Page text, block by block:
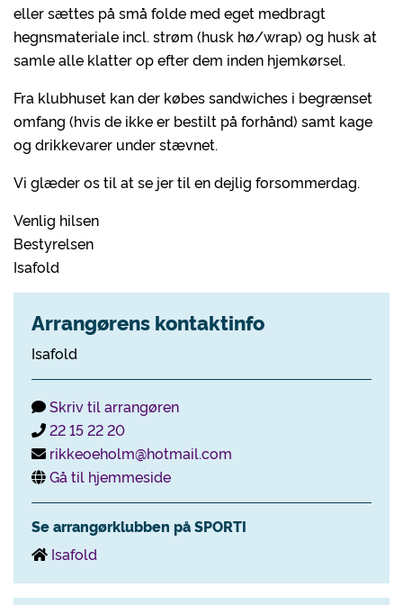
eller sættes på små folde med eget medbragt
hegnsmateriale incl. strøm (husk hø/wrap) og husk at
samle alle klatter op efter dem inden hjemkørsel.
Fra klubhuset kan der købes sandwiches i begrænset
omfang (hvis de ikke er bestilt på forhånd) samt kage
og drikkevarer under stævnet.
Vi glæder os til at se jer til en dejlig forsommerdag.
Venlig hilsen
Bestyrelsen
Isafold
Arrangørens kontaktinfo
Isafold
Skriv til arrangøren
22 15 22 20
rikkeoeholm@hotmail.com
Gå til hjemmeside
Se arrangørklubben på SPORTI
Isafold